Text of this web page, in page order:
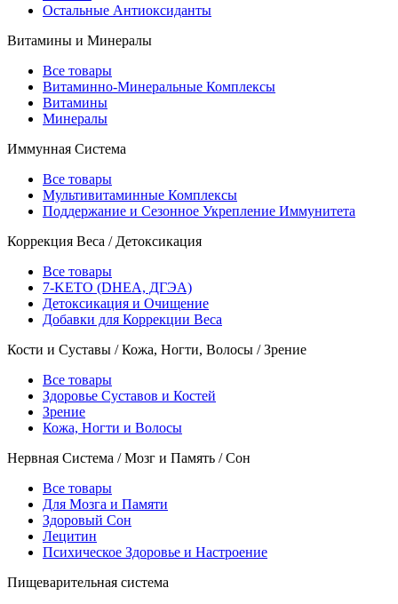
Остальные Антиоксиданты
Витамины и Минералы
Все товары
Витаминно-Минеральные Комплексы
Витамины
Минералы
Иммунная Система
Все товары
Мультивитаминные Комплексы
Поддержание и Сезонное Укрепление Иммунитета
Коррекция Веса / Детоксикация
Все товары
7-KETO (DHEA, ДГЭА)
Детоксикация и Очищение
Добавки для Коррекции Веса
Кости и Суставы / Кожа, Ногти, Волосы / Зрение
Все товары
Здоровье Суставов и Костей
Зрение
Кожа, Ногти и Волосы
Нервная Система / Мозг и Память / Сон
Все товары
Для Мозга и Памяти
Здоровый Сон
Лецитин
Психическое Здоровье и Настроение
Пищеварительная система